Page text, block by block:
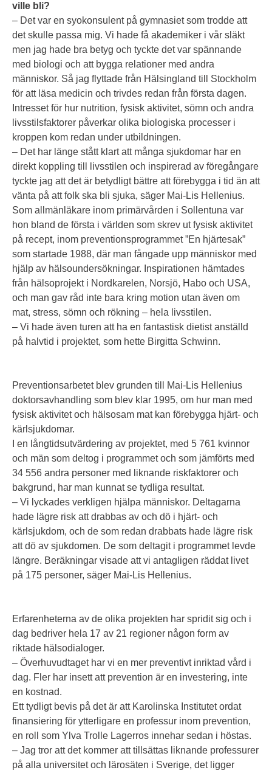
ville bli?
– Det var en syokonsulent på gymnasiet som trodde att
det skulle passa mig. Vi hade få akademiker i vår släkt
men jag hade bra betyg och tyckte det var spännande
med biologi och att bygga relationer med andra
människor. Så jag flyttade från Hälsingland till Stockholm
för att läsa medicin och trivdes redan från första dagen.
Intresset för hur nutrition, fysisk aktivitet, sömn och andra
livsstilsfaktorer påverkar olika biologiska processer i
kroppen kom redan under utbildningen.
– Det har länge stått klart att många sjukdomar har en
direkt koppling till livsstilen och inspirerad av föregångare
tyckte jag att det är betydligt bättre att förebygga i tid än att
vänta på att folk ska bli sjuka, säger Mai-Lis Hellenius.
Som allmänläkare inom primärvården i Sollentuna var
hon bland de första i världen som skrev ut fysisk aktivitet
på recept, inom preventionsprogrammet ”En hjärtesak”
som startade 1988, där man fångade upp människor med
hjälp av hälsoundersökningar. Inspirationen hämtades
från hälsoprojekt i Nordkarelen, Norsjö, Habo och USA,
och man gav råd inte bara kring motion utan även om
mat, stress, sömn och rökning – hela livsstilen.
– Vi hade även turen att ha en fantastisk dietist anställd
på halvtid i projektet, som hette Birgitta Schwinn.
Preventionsarbetet blev grunden till Mai-Lis Hellenius
doktorsavhandling som blev klar 1995, om hur man med
fysisk aktivitet och hälsosam mat kan förebygga hjärt- och
kärlsjukdomar.
I en långtidsutvärdering av projektet, med 5 761 kvinnor
och män som deltog i programmet och som jämförts med
34 556 andra personer med liknande riskfaktorer och
bakgrund, har man kunnat se tydliga resultat.
– Vi lyckades verkligen hjälpa människor. Deltagarna
hade lägre risk att drabbas av och dö i hjärt- och
kärlsjukdom, och de som redan drabbats hade lägre risk
att dö av sjukdomen. De som deltagit i programmet levde
längre. Beräkningar visade att vi antagligen räddat livet
på 175 personer, säger Mai-Lis Hellenius.
Erfarenheterna av de olika projekten har spridit sig och i
dag bedriver hela 17 av 21 regioner någon form av
riktade hälsodialoger.
– Överhuvudtaget har vi en mer preventivt inriktad vård i
dag. Fler har insett att prevention är en investering, inte
en kostnad.
Ett tydligt bevis på det är att Karolinska Institutet ordat
finansiering för ytterligare en professur inom prevention,
en roll som Ylva Trolle Lagerros innehar sedan i höstas.
– Jag tror att det kommer att tillsättas liknande professurer
på alla universitet och lärosäten i Sverige, det ligger